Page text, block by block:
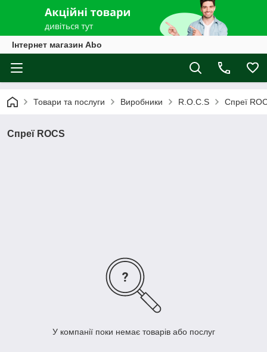
Інтернет магазин Abo
Товари та послуги Виробники R.O.C.S Спреї
Спреї ROCS
У компанії поки немає товарів або послуг